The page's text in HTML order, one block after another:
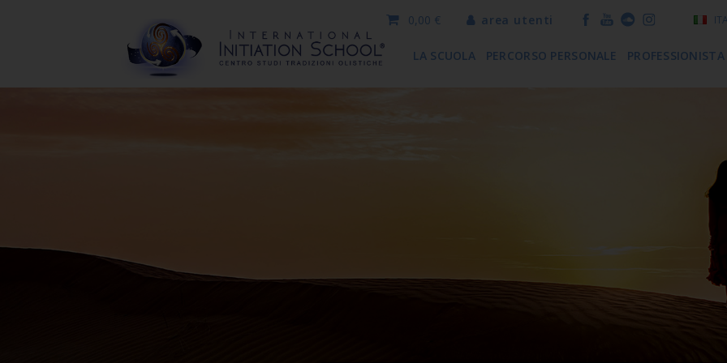
area utenti
0,00 €
LA SCUOLA PERCORSO PERSONALE